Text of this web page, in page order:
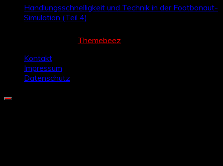
Handlungsschnelligkeit und Technik in der Footbonaut-
Simulation (Teil 4)
Themebeez
Kontakt
Impressum
Datenschutz